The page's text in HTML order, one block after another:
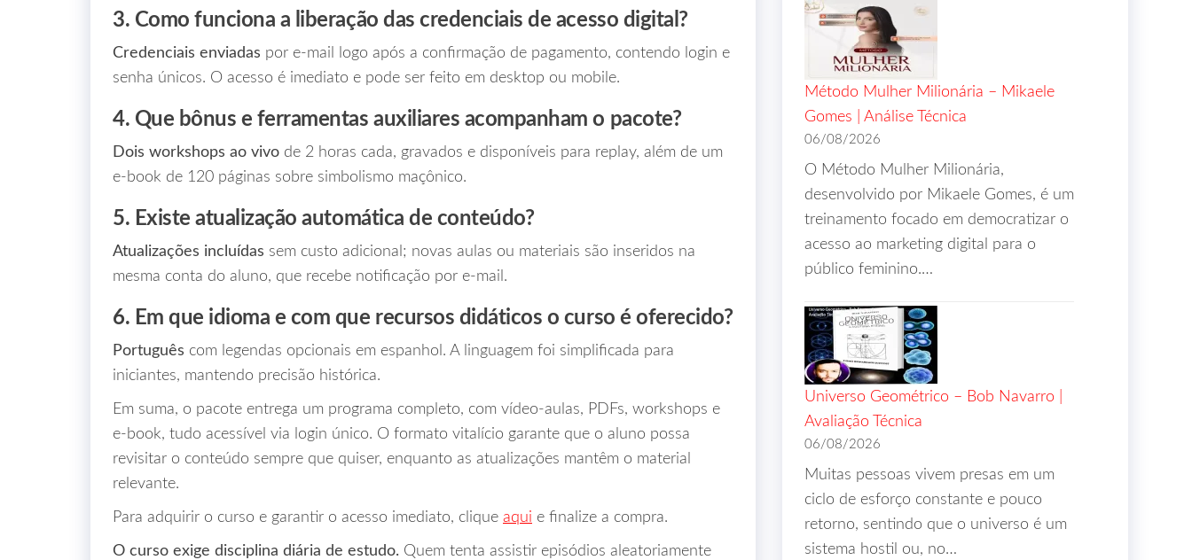
3. Como funciona a liberação das credenciais de acesso digital?
Credenciais enviadas por e‑mail logo após a confirmação de pagamento, contendo login e
senha únicos. O acesso é imediato e pode ser feito em desktop ou mobile.
4. Que bônus e ferramentas auxiliares acompanham o pacote?
Dois workshops ao vivo de 2 horas cada, gravados e disponíveis para replay, além de um
e‑book de 120 páginas sobre simbolismo maçônico.
5. Existe atualização automática de conteúdo?
Atualizações incluídas sem custo adicional; novas aulas ou materiais são inseridos na
mesma conta do aluno, que recebe notificação por e‑mail.
6. Em que idioma e com que recursos didáticos o curso é oferecido?
Português com legendas opcionais em espanhol. A linguagem foi simplificada para
iniciantes, mantendo precisão histórica.
Em suma, o pacote entrega um programa completo, com vídeo‑aulas, PDFs, workshops e
e‑book, tudo acessível via login único. O formato vitalício garante que o aluno possa
revisitar o conteúdo sempre que quiser, enquanto as atualizações mantêm o material
relevante.
Para adquirir o curso e garantir o acesso imediato, clique aqui e finalize a compra.
O curso exige disciplina diária de estudo. Quem tenta assistir episódios aleatoriamente
Método Mulher Milionária – Mikaele
Gomes | Análise Técnica
06/08/2026
O Método Mulher Milionária,
desenvolvido por Mikaele Gomes, é um
treinamento focado em democratizar o
acesso ao marketing digital para o
público feminino.…
Universo Geométrico – Bob Navarro |
Avaliação Técnica
06/08/2026
Muitas pessoas vivem presas em um
ciclo de esforço constante e pouco
retorno, sentindo que o universo é um
sistema hostil ou, no…